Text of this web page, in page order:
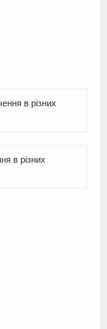
в різних
в різних